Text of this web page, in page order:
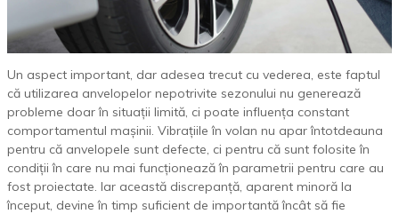
Un aspect important, dar adesea trecut cu vederea, este faptul
că utilizarea anvelopelor nepotrivite sezonului nu generează
probleme doar în situații limită, ci poate influența constant
comportamentul mașinii. Vibrațiile în volan nu apar întotdeauna
pentru că anvelopele sunt defecte, ci pentru că sunt folosite în
condiții în care nu mai funcționează în parametrii pentru care au
fost proiectate. Iar această discrepanță, aparent minoră la
început, devine în timp suficient de importantă încât să fie